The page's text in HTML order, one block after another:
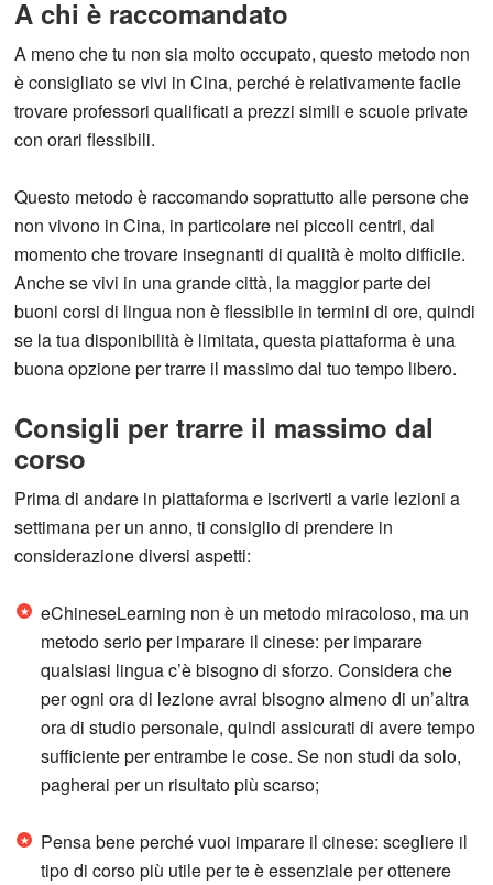
A chi è raccomandato
A meno che tu non sia molto occupato, questo metodo non
è consigliato se vivi in Cina, perché è relativamente facile
trovare professori qualificati a prezzi simili e scuole private
con orari flessibili.
Questo metodo è raccomando soprattutto alle persone che
non vivono in Cina, in particolare nei piccoli centri, dal
momento che trovare insegnanti di qualità è molto difficile.
Anche se vivi in una grande città, la maggior parte dei
buoni corsi di lingua non è flessibile in termini di ore, quindi
se la tua disponibilità è limitata, questa piattaforma è una
buona opzione per trarre il massimo dal tuo tempo libero.
Consigli per trarre il massimo dal
corso
Prima di andare in piattaforma e iscriverti a varie lezioni a
settimana per un anno, ti consiglio di prendere in
considerazione diversi aspetti:
eChineseLearning non è un metodo miracoloso, ma un
metodo serio per imparare il cinese: per imparare
qualsiasi lingua c’è bisogno di sforzo. Considera che
per ogni ora di lezione avrai bisogno almeno di un’altra
ora di studio personale, quindi assicurati di avere tempo
sufficiente per entrambe le cose. Se non studi da solo,
pagherai per un risultato più scarso;
Pensa bene perché vuoi imparare il cinese: scegliere il
tipo di corso più utile per te è essenziale per ottenere